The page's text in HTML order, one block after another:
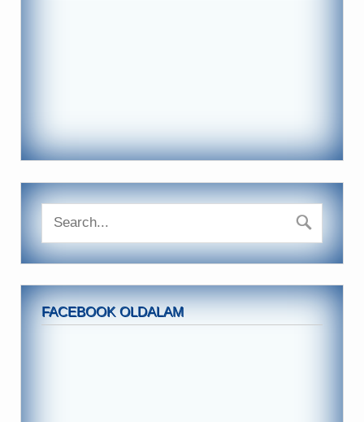
FACEBOOK OLDALAM